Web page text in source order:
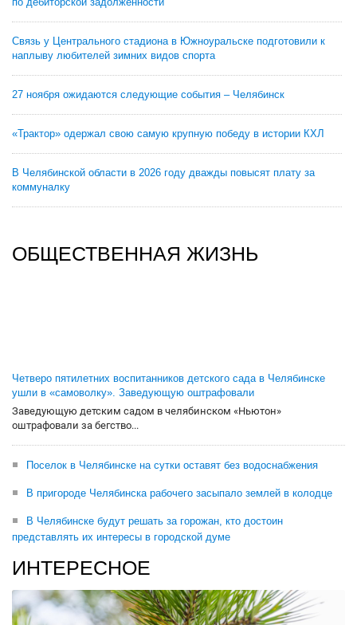
Связь у Центрального стадиона в Южноуральске подготовили к
наплыву любителей зимних видов спорта
27 ноября ожидаются следующие события – Челябинск
«Трактор» одержал свою самую крупную победу в истории КХЛ
В Челябинской области в 2026 году дважды повысят плату за
коммуналку
ОБЩЕСТВЕННАЯ ЖИЗНЬ
Четверо пятилетних воспитанников детского сада в Челябинске
ушли в «самоволку». Заведующую оштрафовали
Заведующую детским садом в челябинском «Ньютон»
оштрафовали за бегство...
Поселок в Челябинске на сутки оставят без водоснабжения
В пригороде Челябинска рабочего засыпало землей в колодце
В Челябинске будут решать за горожан, кто достоин
представлять их интересы в городской думе
ИНТЕРЕСНОЕ